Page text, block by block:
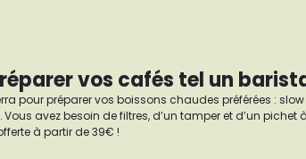
vos cafés tel un
pour préparer vos boissons chaudes préférées :
avez besoin de filtres, d’un tamper et d’un pichet
à partir de 39€ !